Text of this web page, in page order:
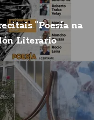
"Poesía na
Literario